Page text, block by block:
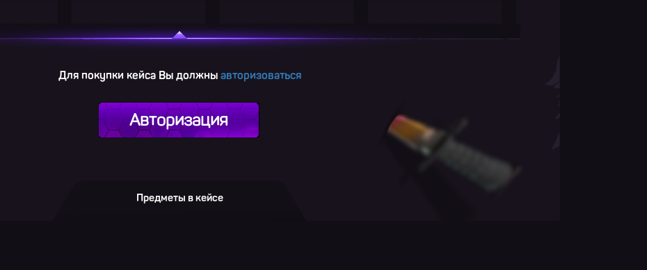
Для покупки кейса Вы должны авторизоваться
Авторизация
Предметы в кейсе